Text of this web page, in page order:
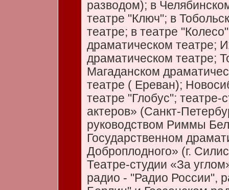
разводом); в
театре "Ключ"; в
театре; в театре
драматическом театре;
драматическом театре;
Магаданском
театре ( Ереван);
театре "Глобус"; театре-
актеров» (Санкт-
руководством Риммы
Государственном
Доброплодного» (г.
Театре-студии «За
радио - "Радио России",